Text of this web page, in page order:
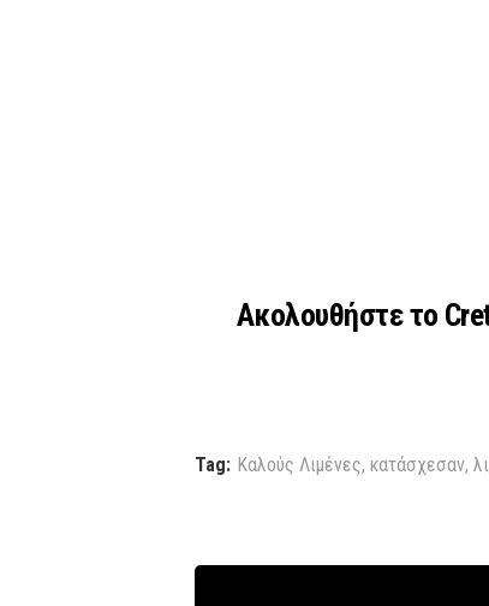
Ακολουθήστε το
Tag: Καλούς Λιμένες, κατάσχεσαν,